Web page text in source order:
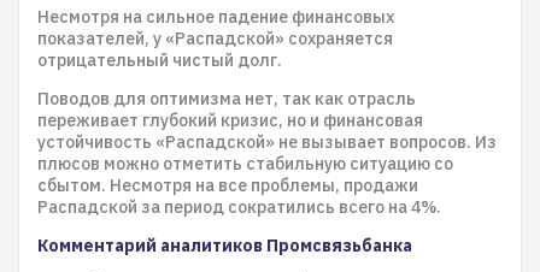
Несмотря на сильное падение финансовых
показателей, у «Распадской» сохраняется
отрицательный чистый долг.
Поводов для оптимизма нет, так как отрасль
переживает глубокий кризис, но и финансовая
устойчивость «Распадской» не вызывает вопросов. Из
плюсов можно отметить стабильную ситуацию со
сбытом. Несмотря на все проблемы, продажи
Распадской за период сократились всего на 4%.
Комментарий аналитиков Промсвязьбанка